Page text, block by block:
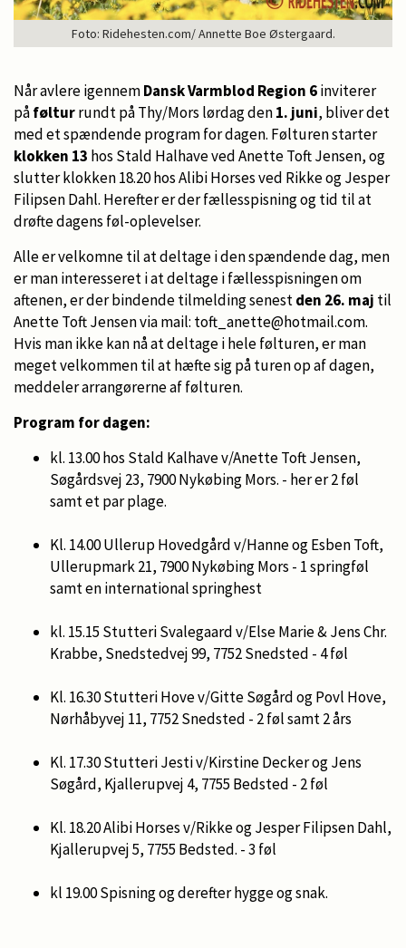
Foto: Ridehesten.com/ Annette Boe Østergaard.
Når avlere igennemDansk Varmblod Region 6inviterer
påfølturrundt på Thy/Mors lørdag den1. juni, bliver det
med et spændende program for dagen. Følturen starter
klokken 13 hos Stald Halhave ved Anette Toft Jensen, og
slutter klokken 18.20 hos Alibi Horses ved Rikke og Jesper
Filipsen Dahl. Herefter er der fællesspisning og tid til at
drøfte dagens føl-oplevelser.
Alle er velkomne til at deltage i den spændende dag, men
er man interesseret i at deltage i fællesspisningen om
aftenen, er der bindende tilmelding senestden 26. maj til
Anette Toft Jensen via mail: toft_anette@hotmail.com.
Hvis man ikke kan nå at deltage i hele følturen, er man
meget velkommen til at hæfte sig på turen op af dagen,
meddeler arrangørerne af følturen.
Program for dagen:
kl. 13.00 hos Stald Kalhave v/Anette Toft Jensen,
Søgårdsvej 23, 7900 Nykøbing Mors. - her er 2 føl
samt et par plage.
Kl. 14.00 Ullerup Hovedgård v/Hanne og Esben Toft,
Ullerupmark 21, 7900 Nykøbing Mors - 1 springføl
samt en international springhest
kl. 15.15 Stutteri Svalegaard v/Else Marie & Jens Chr.
Krabbe, Snedstedvej 99, 7752 Snedsted - 4 føl
Kl. 16.30 Stutteri Hove v/Gitte Søgård og Povl Hove,
Nørhåbyvej 11, 7752 Snedsted - 2 føl samt 2 års
Kl. 17.30 Stutteri Jesti v/Kirstine Decker og Jens
Søgård, Kjallerupvej 4, 7755 Bedsted - 2 føl
Kl. 18.20 Alibi Horses v/Rikke og Jesper Filipsen Dahl,
Kjallerupvej 5, 7755 Bedsted. - 3 føl
kl 19.00 Spisning og derefter hygge og snak.